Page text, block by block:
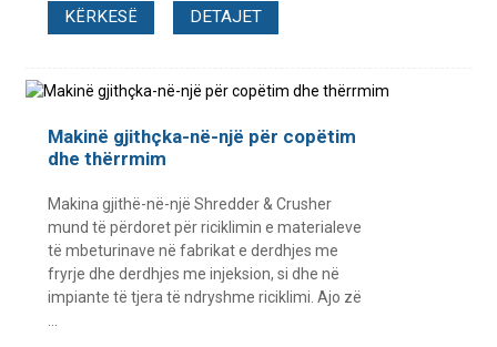
KËRKESË DETAJET
Makinë gjithçka-në-një për copëtim
dhe thërrmim
Makina gjithë-në-një Shredder & Crusher
mund të përdoret për riciklimin e materialeve
të mbeturinave në fabrikat e derdhjes me
fryrje dhe derdhjes me injeksion, si dhe në
impiante të tjera të ndryshme riciklimi. Ajo zë